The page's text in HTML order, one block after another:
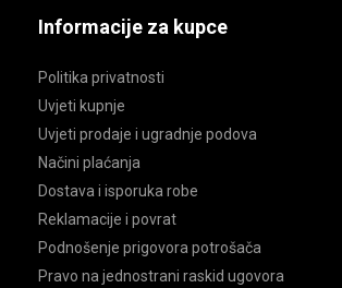
Informacije za kupce
Politika privatnosti
Uvjeti kupnje
Uvjeti prodaje i ugradnje podova
Načini plaćanja
Dostava i isporuka robe
Reklamacije i povrat
Podnošenje prigovora potrošača
Pravo na jednostrani raskid ugovora